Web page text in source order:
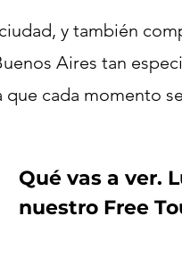
y también
Aires tan
cada momento
Qué vas a ver.
nuestro Free